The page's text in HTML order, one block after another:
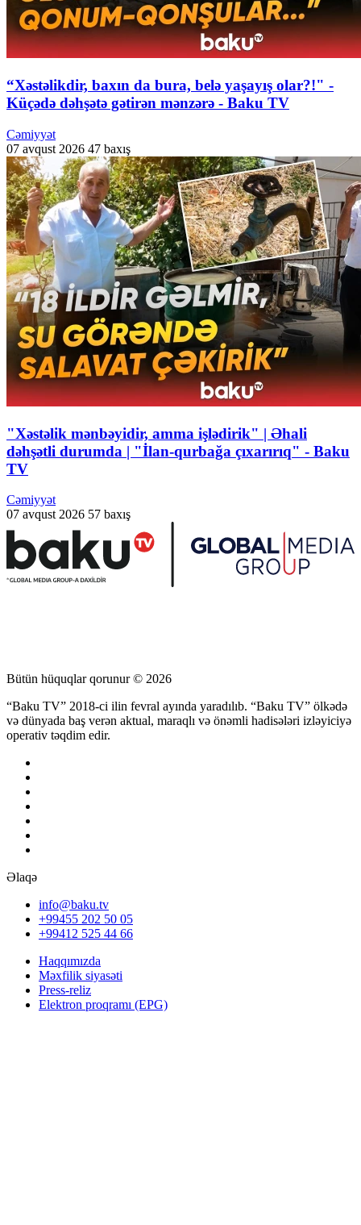
“Xəstəlikdir, baxın da bura, belə yaşayış olar?!" -
Küçədə dəhşətə gətirən mənzərə - Baku TV
Cəmiyyət
07 avqust 2026 47 baxış
"Xəstəlik mənbəyidir, amma işlədirik" | Əhali
dəhşətli durumda | "İlan-qurbağa çıxarırıq" - Baku
TV
Cəmiyyət
07 avqust 2026 57 baxış
Bütün hüquqlar qorunur © 2026
“Baku TV” 2018-ci ilin fevral ayında yaradılıb. “Baku TV” ölkədə
və dünyada baş verən aktual, maraqlı və önəmli hadisələri izləyiciyə
operativ təqdim edir.
Əlaqə
info@baku.tv
+99455 202 50 05
+99412 525 44 66
Haqqımızda
Məxfilik siyasəti
Press-reliz
Elektron proqramı (EPG)